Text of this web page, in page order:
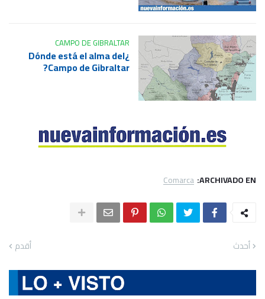
CAMPO DE GIBRALTAR
¿Dónde está el alma del
Campo de Gibraltar?
ARCHIVADO EN:
Comarca
أحدث أقدم